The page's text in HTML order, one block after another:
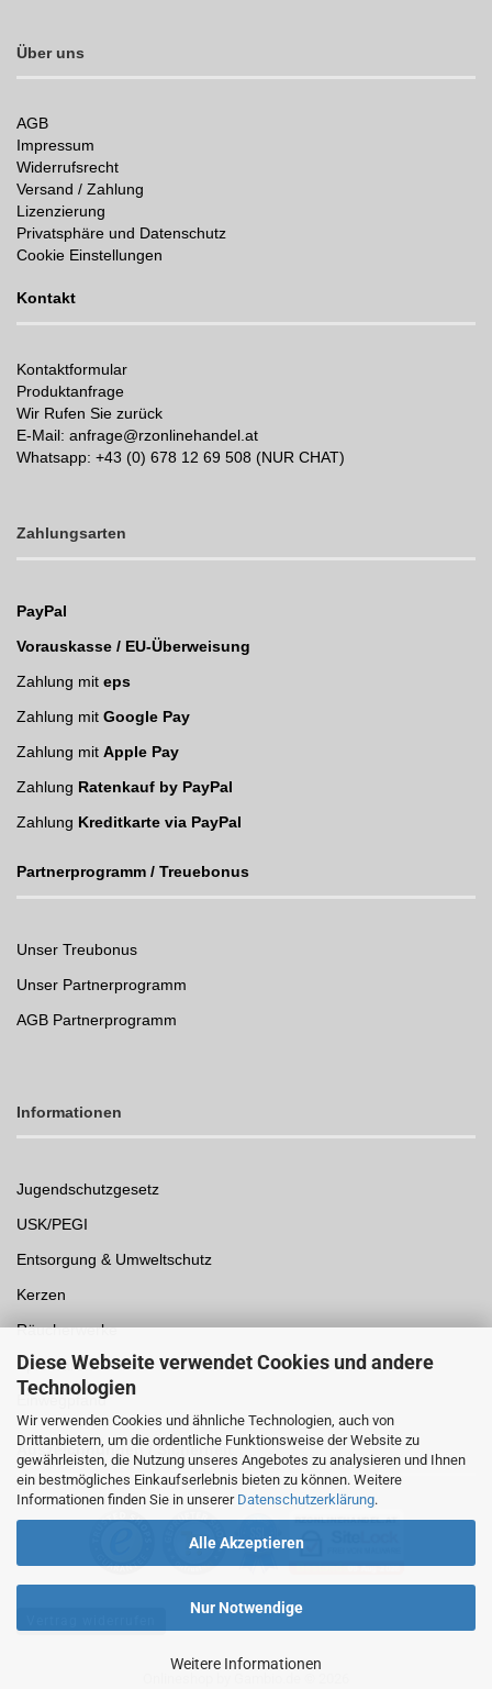
Diese Webseite verwendet Cookies und andere
Technologien
Wir verwenden Cookies und ähnliche Technologien, auch von
Drittanbietern, um die ordentliche Funktionsweise der Website zu
gewährleisten, die Nutzung unseres Angebotes zu analysieren und Ihnen
ein bestmögliches Einkaufserlebnis bieten zu können. Weitere
Informationen finden Sie in unserer Datenschutzerklärung.
Alle Akzeptieren
Nur Notwendige
Weitere Informationen
Über uns
AGB
Impressum
Widerrufsrecht
Versand / Zahlung
Lizenzierung
Privatsphäre und Datenschutz
Cookie Einstellungen
Kontakt
Kontaktformular
Produktanfrage
Wir Rufen Sie zurück
E-Mail: anfrage@rzonlinehandel.at
Whatsapp: +43 (0) 678 12 69 508 (NUR CHAT)
Zahlungsarten
PayPal
Vorauskasse / EU-Überweisung
Zahlung mit eps
Zahlung mit Google Pay
Zahlung mit Apple Pay
Zahlung Ratenkauf by PayPal
Zahlung Kreditkarte via PayPal
Partnerprogramm / Treuebonus
Unser Treubonus
Unser Partnerprogramm
AGB Partnerprogramm
Informationen
Jugendschutzgesetz
USK/PEGI
Entsorgung & Umweltschutz
Kerzen
Räucherwerke
Spielwaren
Einwegpfand
Auszeichnungen /Sicherheit